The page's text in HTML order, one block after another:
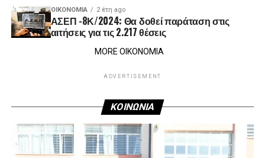
ΟΙΚΟΝΟΜΊΑ 2 έτη ago
ΑΣΕΠ -8Κ/2024: Θα δοθεί παράταση στις
αιτήσεις για τις 2.217 θέσεις
MORE ΟΙΚΟΝΟΜΙΑ
ADVERTISEMENT
ΚΟΙΝΩΝΙΑ